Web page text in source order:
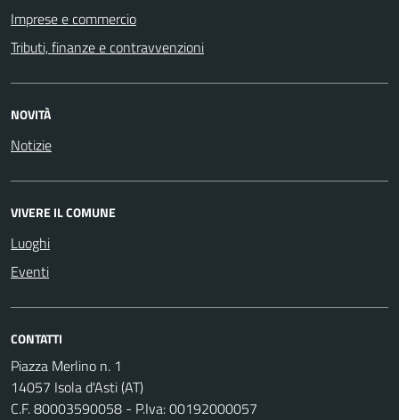
Imprese e commercio
Tributi, finanze e contravvenzioni
NOVITÀ
Notizie
VIVERE IL COMUNE
Luoghi
Eventi
CONTATTI
Piazza Merlino n. 1
14057 Isola d'Asti (AT)
C.F. 80003590058 - P.Iva: 00192000057